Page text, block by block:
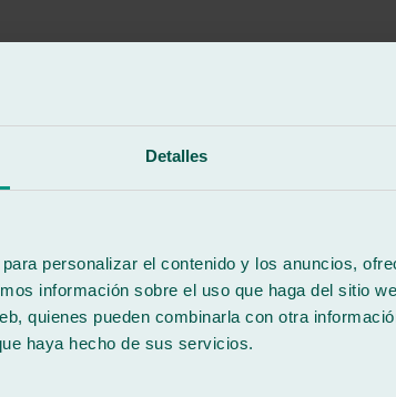
Detalles
personalizar el contenido y los anuncios,
información sobre el uso que haga del sitio
quienes pueden combinarla con otra
haya hecho de sus servicios.